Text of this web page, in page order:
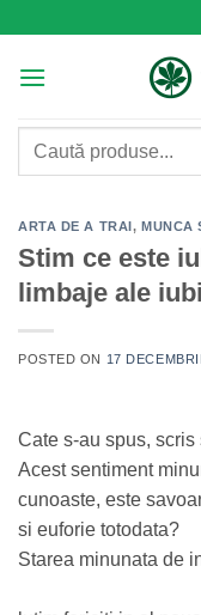
content
Caută
ARTA DE A TRAI, MUNCA
Stim ce este
limbaje ale
POSTED ON 17
Cate s-au spus,
Acest sentiment
cunoaste, este
si euforie totodata?
Starea minunata de